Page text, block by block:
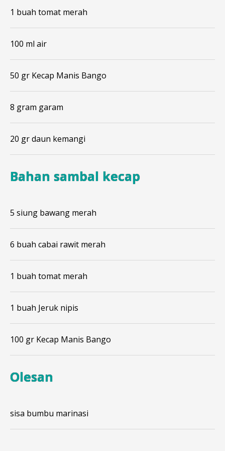
1 buah tomat merah
100 ml air
50 gr Kecap Manis Bango
8 gram garam
20 gr daun kemangi
Bahan sambal kecap
5 siung bawang merah
6 buah cabai rawit merah
1 buah tomat merah
1 buah Jeruk nipis
100 gr Kecap Manis Bango
Olesan
sisa bumbu marinasi